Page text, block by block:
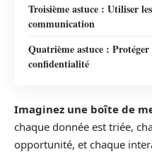
Troisième astuce : Utiliser
communication
Quatrième astuce : Protéger
confidentialité
Imaginez une boîte de
chaque donnée est triée,
opportunité, et chaque